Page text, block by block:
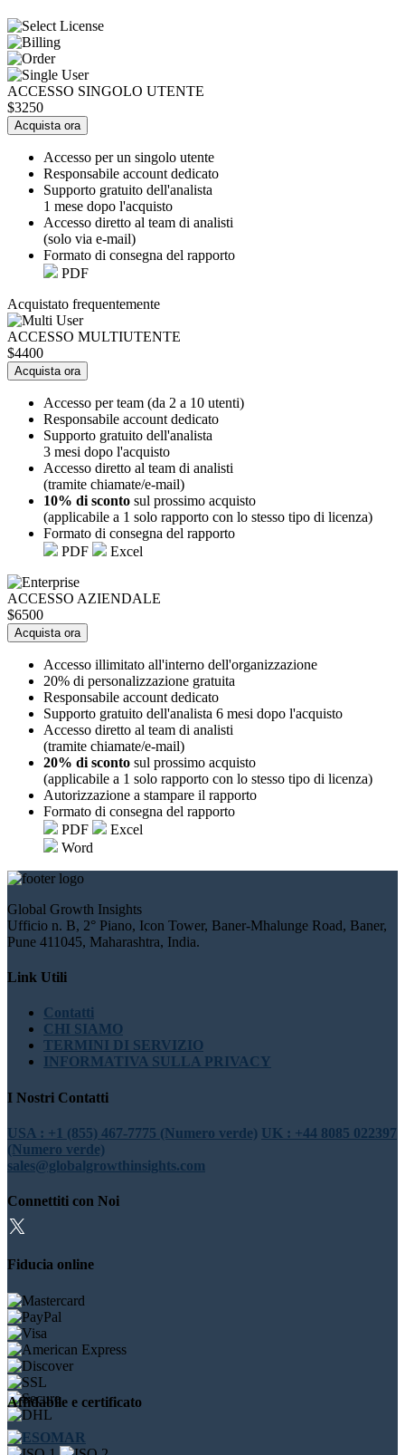
ACCESSO SINGOLO UTENTE
$3250
Acquista ora
Accesso per un singolo utente
Responsabile account dedicato
Supporto gratuito dell'analista
1 mese dopo l'acquisto
Accesso diretto al team di analisti
(solo via e-mail)
Formato di consegna del rapporto
PDF
Acquistato frequentemente
ACCESSO MULTIUTENTE
$4400
Acquista ora
Accesso per team (da 2 a 10 utenti)
Responsabile account dedicato
Supporto gratuito dell'analista
3 mesi dopo l'acquisto
Accesso diretto al team di analisti
(tramite chiamate/e-mail)
10% di sconto sul prossimo acquisto
(applicabile a 1 solo rapporto con lo stesso tipo di licenza)
Formato di consegna del rapporto
PDF
Excel
ACCESSO AZIENDALE
$6500
Acquista ora
Accesso illimitato all'interno dell'organizzazione
20% di personalizzazione gratuita
Responsabile account dedicato
Supporto gratuito dell'analista 6 mesi dopo l'acquisto
Accesso diretto al team di analisti
(tramite chiamate/e-mail)
20% di sconto sul prossimo acquisto
(applicabile a 1 solo rapporto con lo stesso tipo di licenza)
Autorizzazione a stampare il rapporto
Formato di consegna del rapporto
PDF
Excel
Word
Global Growth Insights
Ufficio n. B, 2° Piano, Icon Tower, Baner-Mhalunge Road, Baner,
Pune 411045, Maharashtra, India.
Link Utili
Contatti
CHI SIAMO
TERMINI DI SERVIZIO
INFORMATIVA SULLA PRIVACY
I Nostri Contatti
USA : +1 (855) 467-7775 (Numero verde) UK : +44 8085 022397
(Numero verde)
sales@globalgrowthinsights.com
Connettiti con Noi
Fiducia online
Affidabile e certificato